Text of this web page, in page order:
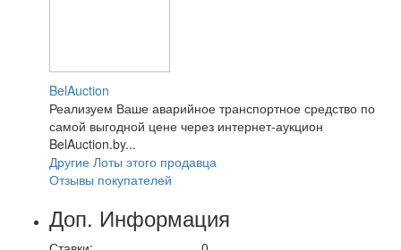
BelAuction
Реализуем Ваше аварийное транспортное средство по
самой выгодной цене через интернет-аукцион
BelAuction.by...
Другие Лоты этого продавца
Отзывы покупателей
Доп. Информация